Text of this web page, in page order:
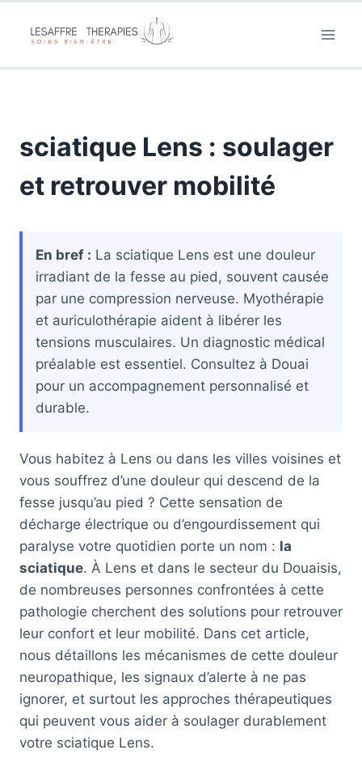
sciatique Lens : soulager
et retrouver mobilité
En bref : La sciatique Lens est une douleur
irradiant de la fesse au pied, souvent causée
par une compression nerveuse. Myothérapie
et auriculothérapie aident à libérer les
tensions musculaires. Un diagnostic médical
préalable est essentiel. Consultez à Douai
pour un accompagnement personnalisé et
durable.
Vous habitez à Lens ou dans les villes voisines et
vous souffrez d’une douleur qui descend de la
fesse jusqu’au pied ? Cette sensation de
décharge électrique ou d’engourdissement qui
paralyse votre quotidien porte un nom : la
sciatique. À Lens et dans le secteur du Douaisis,
de nombreuses personnes confrontées à cette
pathologie cherchent des solutions pour retrouver
leur confort et leur mobilité. Dans cet article,
nous détaillons les mécanismes de cette douleur
neuropathique, les signaux d’alerte à ne pas
ignorer, et surtout les approches thérapeutiques
qui peuvent vous aider à soulager durablement
votre sciatique Lens.